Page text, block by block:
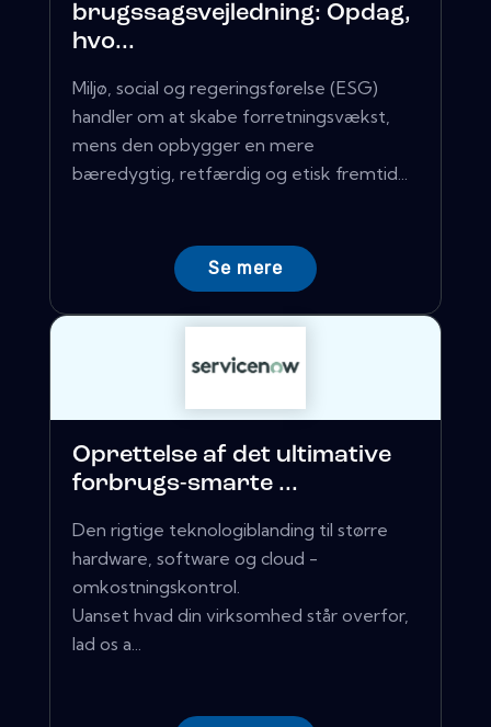
brugssagsvejledning: Opdag,
hvo...
Miljø, social og regeringsførelse (ESG)
handler om at skabe forretningsvækst,
mens den opbygger en mere
bæredygtig, retfærdig og etisk fremtid...
Se mere
Oprettelse af det ultimative
forbrugs-smarte ...
Den rigtige teknologiblanding til større
hardware, software og cloud -
omkostningskontrol.
Uanset hvad din virksomhed står overfor,
lad os a...